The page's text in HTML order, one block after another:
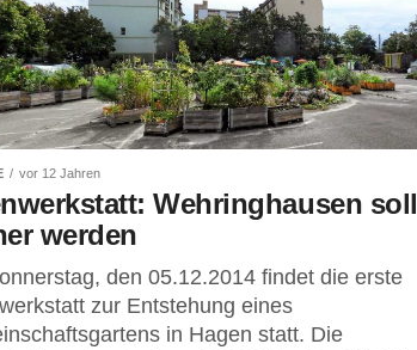
vor 12 Jahren
Wehringhausen soll
werden
den 05.12.2014 findet die erste
zur Entstehung eines
in Hagen statt. Die